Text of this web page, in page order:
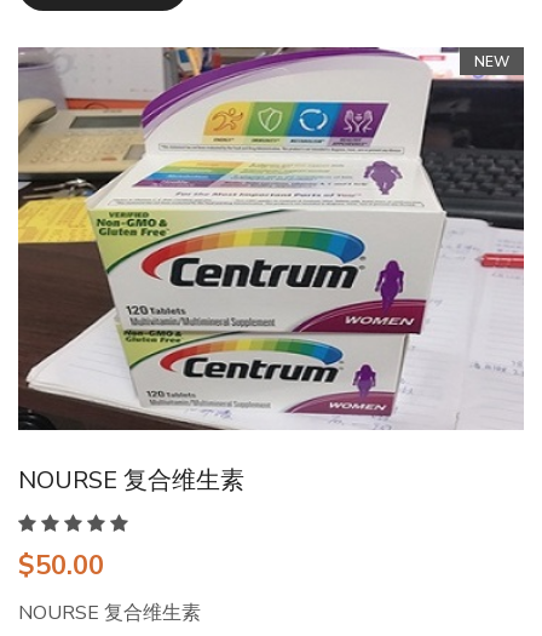
NEW
NOURSE 复合维生素
$50.00
NOURSE 复合维生素